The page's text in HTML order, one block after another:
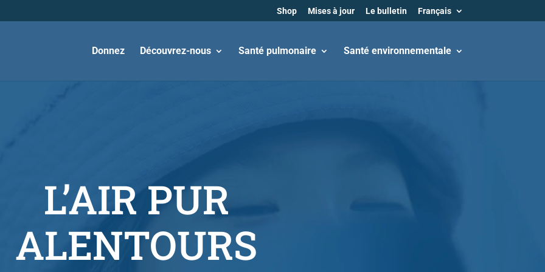
Shop Mises à jour Le bulletin Français
Donnez Découvrez-nous Santé pulmonaire Santé environnementale
L’AIR PUR
ALENTOURS